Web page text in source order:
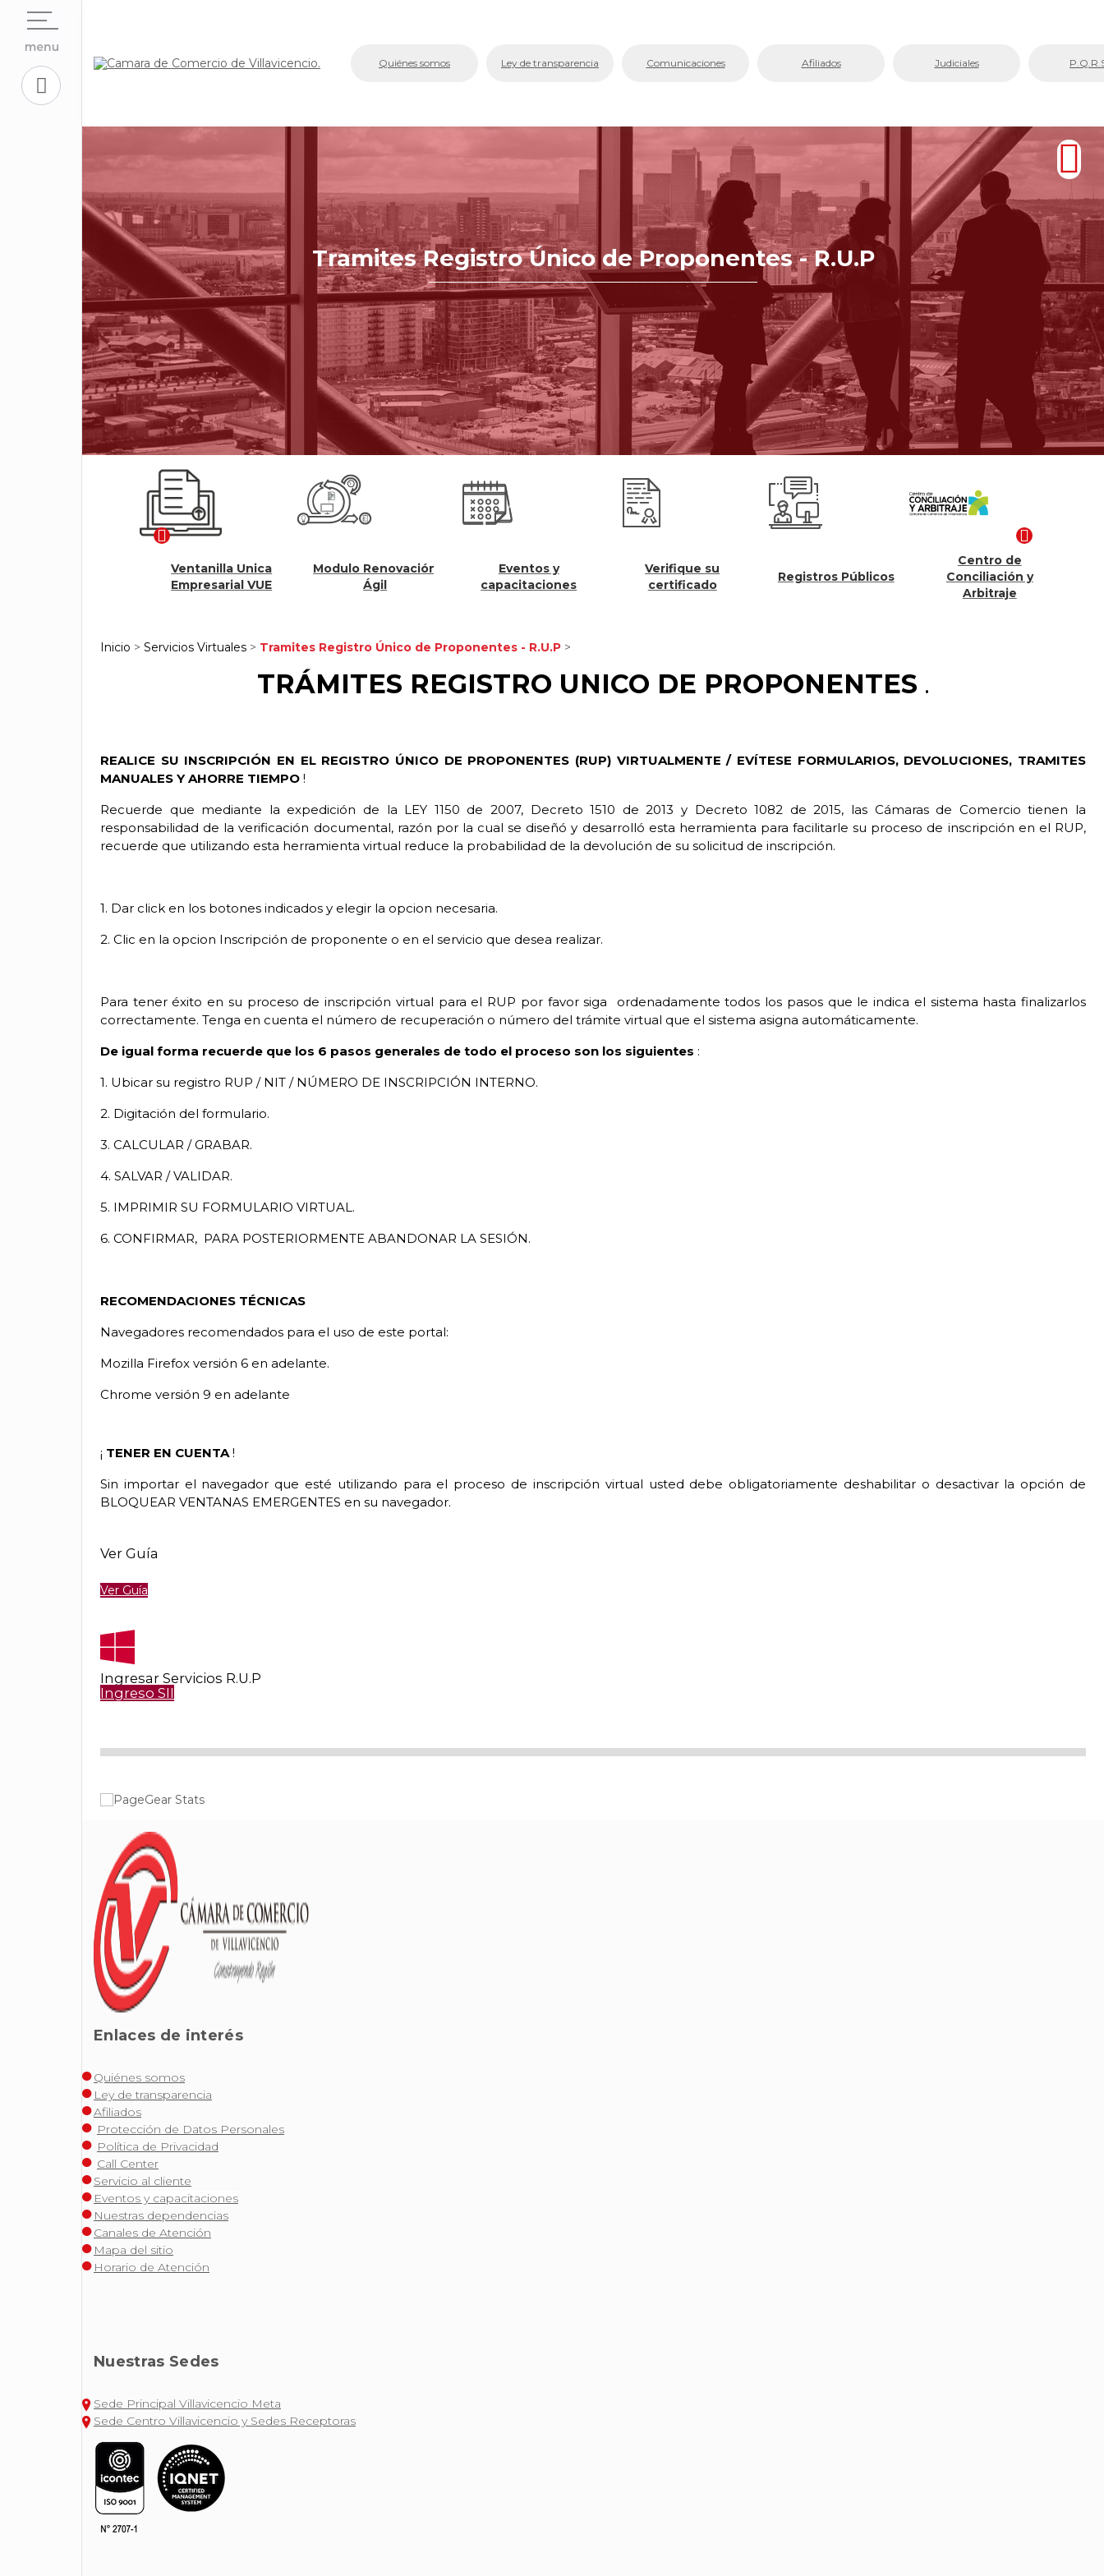
Open submenu (Competitividad y Proyectos)
Trabaje con Nosotros
Open submenu (Aplicativos Corporativos.)
Aplicativos Corporativos.
Modulo Renovación
Ágil
Eventos y
capacitaciones
Verifique su
certificado
Registros Públicos
Conciliación y
Competitividad y
Proyectos
Inicio > Servicios Virtuales > Tramites Registro Único de Proponentes - R.U.P >
Tramites Registro Único de Proponentes - R.U.P
TRÁMITES REGISTRO UNICO DE PROPONENTES .
REALICE SU INSCRIPCIÓN EN EL REGISTRO ÚNICO DE PROPONENTES (RUP) VIRTUALMENTE / EVÍTESE FORMULARIOS, DEVOLUCIONES, TRAMITES
MANUALES Y AHORRE TIEMPO !
Recuerde que mediante la expedición de la LEY 1150 de 2007, Decreto 1510 de 2013 y Decreto 1082 de 2015, las Cámaras de Comercio tienen la
responsabilidad de la verificación documental, razón por la cual se diseñó y desarrolló esta herramienta para facilitarle su proceso de inscripción en el RUP,
recuerde que utilizando esta herramienta virtual reduce la probabilidad de la devolución de su solicitud de inscripción.
1. Dar click en los botones indicados y elegir la opcion necesaria.
2. Clic en la opcion Inscripción de proponente o en el servicio que desea realizar.
Para tener éxito en su proceso de inscripción virtual para el RUP por favor siga ordenadamente todos los pasos que le indica el sistema hasta finalizarlos
correctamente. Tenga en cuenta el número de recuperación o número del trámite virtual que el sistema asigna automáticamente.
De igual forma recuerde que los 6 pasos generales de todo el proceso son los siguientes :
1. Ubicar su registro RUP / NIT / NÚMERO DE INSCRIPCIÓN INTERNO.
2. Digitación del formulario.
3. CALCULAR / GRABAR.
4. SALVAR / VALIDAR.
5. IMPRIMIR SU FORMULARIO VIRTUAL.
6. CONFIRMAR, PARA POSTERIORMENTE ABANDONAR LA SESIÓN.
RECOMENDACIONES TÉCNICAS
Navegadores recomendados para el uso de este portal:
Mozilla Firefox versión 6 en adelante.
Chrome versión 9 en adelante
¡ TENER EN CUENTA!
Sin importar el navegador que esté utilizando para el proceso de inscripción virtual usted debe obligatoriamente deshabilitar o desactivar la opción de
BLOQUEAR VENTANAS EMERGENTES en su navegador.
Ver Guía
Ver Guía
Ingresar Servicios R.U.P
Ingreso SII
Enlaces de interés
Quiénes somos
Ley de transparencia
Afiliados
Protección de Datos Personales
Política de Privacidad
Call Center
Servicio al cliente
Eventos y capacitaciones
Nuestras dependencias
Canales de Atención
Mapa del sitio
Horario de Atención
Nuestras Sedes
Sede Principal Villavicencio Meta
Sede Centro Villavicencio y Sedes Receptoras
Quiénes somos Ley de transparencia Comunicaciones Afiliados Judiciales